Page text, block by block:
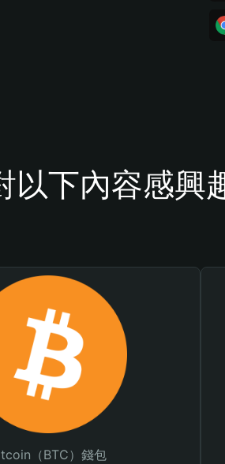
以下內容感興
（BTC）錢包